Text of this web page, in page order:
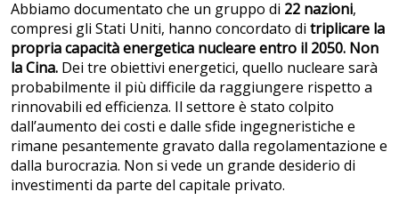
Abbiamo documentato che un gruppo di 22 nazioni,
compresi gli Stati Uniti, hanno concordato di triplicare la
propria capacità energetica nucleare entro il 2050. Non
la Cina. Dei tre obiettivi energetici, quello nucleare sarà
probabilmente il più difficile da raggiungere rispetto a
rinnovabili ed efficienza. Il settore è stato colpito
dall’aumento dei costi e dalle sfide ingegneristiche e
rimane pesantemente gravato dalla regolamentazione e
dalla burocrazia. Non si vede un grande desiderio di
investimenti da parte del capitale privato.